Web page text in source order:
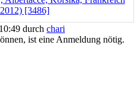
durch chari
ist eine Anmeldung nötig.